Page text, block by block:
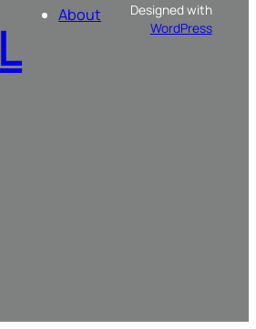
About
Designed with
WordPress